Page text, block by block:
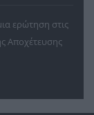
ερώτηση στις
Αποχέτευσης